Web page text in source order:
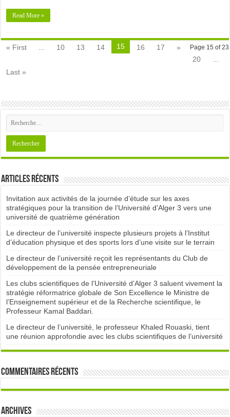
Read More »
Page 15 of 23
« First 10 13 14 15 16 17
»
20
Last »
Articles récents
Invitation aux activités de la journée d’étude sur les axes
stratégiques pour la transition de l’Université d’Alger 3 vers une
université de quatrième génération
Le directeur de l’université inspecte plusieurs projets à l’Institut
d’éducation physique et des sports lors d’une visite sur le terrain
Le directeur de l’université reçoit les représentants du Club de
développement de la pensée entrepreneuriale
Les clubs scientifiques de l’Université d’Alger 3 saluent vivement la
stratégie réformatrice globale de Son Excellence le Ministre de
l’Enseignement supérieur et de la Recherche scientifique, le
Professeur Kamal Baddari.
Le directeur de l’université, le professeur Khaled Rouaski, tient
une réunion approfondie avec les clubs scientifiques de l’université
Commentaires récents
Archives